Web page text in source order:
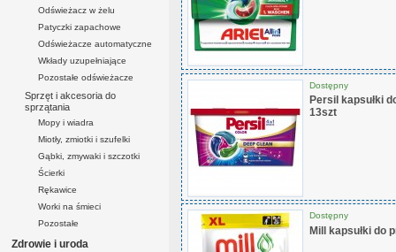
Odświeżacz w żelu
Patyczki zapachowe
Odświeżacze automatyczne
Wkłady uzupełniające
Pozostałe odświeżacze
Sprzęt i akcesoria do
sprzątania
Mopy i wiadra
Miotły, zmiotki i szufelki
Gąbki, zmywaki i szczotki
Ścierki
Rękawice
Worki na śmieci
Pozostałe
Zdrowie i uroda
Dostępny
Persil kapsułki
13szt
Dostępny
Mill kapsułki do